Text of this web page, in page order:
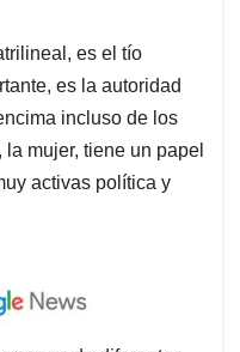
es el tío
es la autoridad
incluso de los
mujer, tiene un papel
activas política y